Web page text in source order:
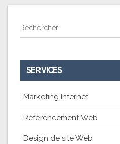
Rechercher
SERVICES
Marketing Internet
Référencement Web
Design de site Web